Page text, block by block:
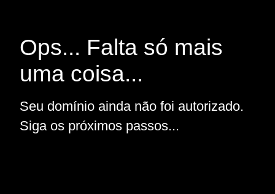
Ops... Falta só mais
uma coisa...
Seu domínio ainda não foi autorizado.
Siga os próximos passos...